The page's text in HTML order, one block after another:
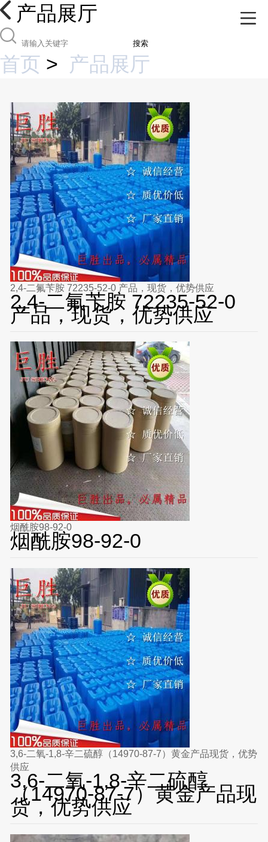
产品展厅
搜索
首页 > 产品展厅
2,4-二氟苄胺 72235-52-0 产品，现货，优势供应
2,4-二氟苄胺 72235-52-0
产品，现货，优势供应
烟酰胺98-92-0
烟酰胺98-92-0
3,6-二氧-1,8-辛二硫醇（14970-87-7）黄金产品现货，优势
供应
3,6-二氧-1,8-辛二硫醇
（14970-87-7）黄金产品现
货，优势供应